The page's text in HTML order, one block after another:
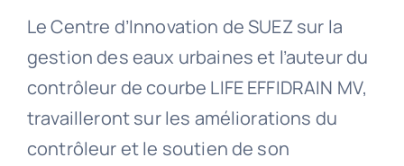
Le Centre d’Innovation de SUEZ sur la
gestion des eaux urbaines et l’auteur du
contrôleur de courbe LIFE EFFIDRAIN MV,
travailleront sur les améliorations du
contrôleur et le soutien de son